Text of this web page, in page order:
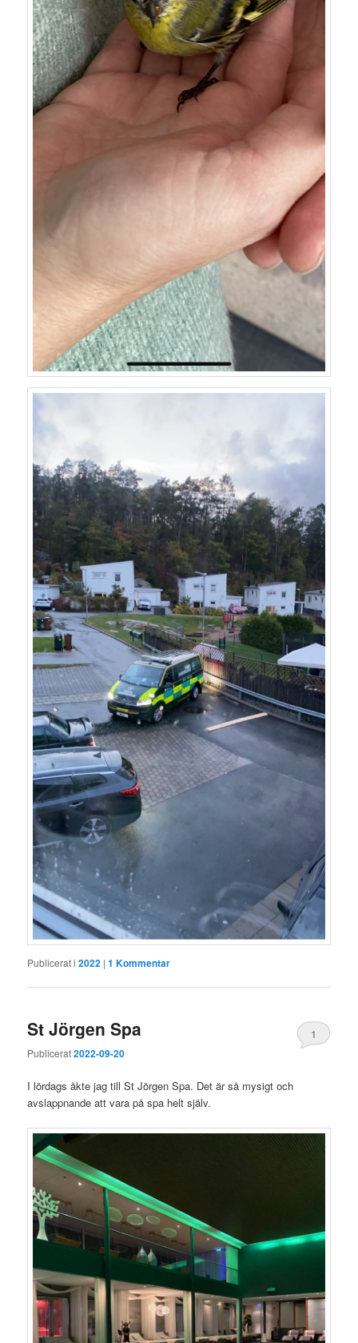
Publicerat i 2022 |1 Kommentar
St Jörgen Spa
Publicerat2022-09-20
1
I lördags åkte jag till St Jörgen Spa. Det är så mysigt och
avslappnande att vara på spa helt själv.